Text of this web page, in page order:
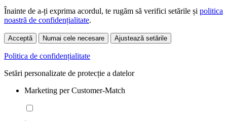
Înainte de a-ți exprima acordul, te rugăm să verifici setările și politica
noastră de confidențialitate.
Acceptă Numai cele necesare Ajustează setările
Politica de confidențialitate
Setări personalizate de protecție a datelor
Marketing per Customer-Match